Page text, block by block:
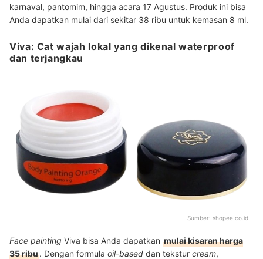
karnaval, pantomim, hingga acara 17 Agustus. Produk ini bisa
Anda dapatkan mulai dari sekitar 38 ribu untuk kemasan 8 ml.
Viva: Cat wajah lokal yang dikenal waterproof
dan terjangkau
Sumber: shopee.co.id
Face painting Viva bisa Anda dapatkan mulai kisaran harga
35 ribu. Dengan formula oil-based dan tekstur cream,